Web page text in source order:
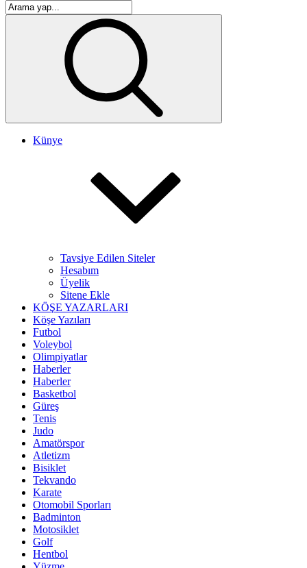
Künye
Tavsiye Edilen Siteler
Hesabım
Üyelik
Sitene Ekle
KÖŞE YAZARLARI
Köşe Yazıları
Futbol
Voleybol
Olimpiyatlar
Haberler
Haberler
Basketbol
Güreş
Tenis
Judo
Amatörspor
Atletizm
Bisiklet
Tekvando
Karate
Otomobil Sporları
Badminton
Motosiklet
Golf
Hentbol